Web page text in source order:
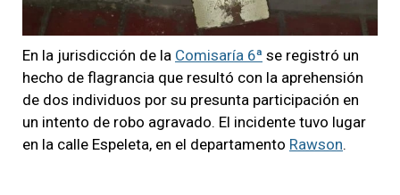
En la jurisdicción de la Comisaría 6ª se registró un
hecho de flagrancia que resultó con la aprehensión
de dos individuos por su presunta participación en
un intento de robo agravado. El incidente tuvo lugar
en la calle Espeleta, en el departamento Rawson.